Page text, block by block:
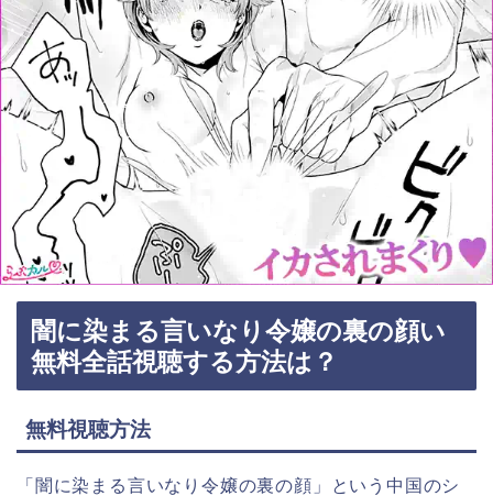
闇に染まる言いなり令嬢の裏の顔い
無料全話視聴する方法は？
無料視聴方法
「闇に染まる言いなり令嬢の裏の顔」という中国のシ